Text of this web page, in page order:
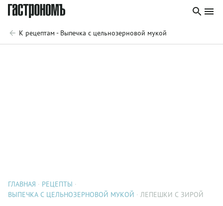
К рецептам - Выпечка с цельнозерновой мукой
ГЛАВНАЯ
РЕЦЕПТЫ
ВЫПЕЧКА С ЦЕЛЬНОЗЕРНОВОЙ МУКОЙ
ЛЕПЕШКИ С ЗИРОЙ